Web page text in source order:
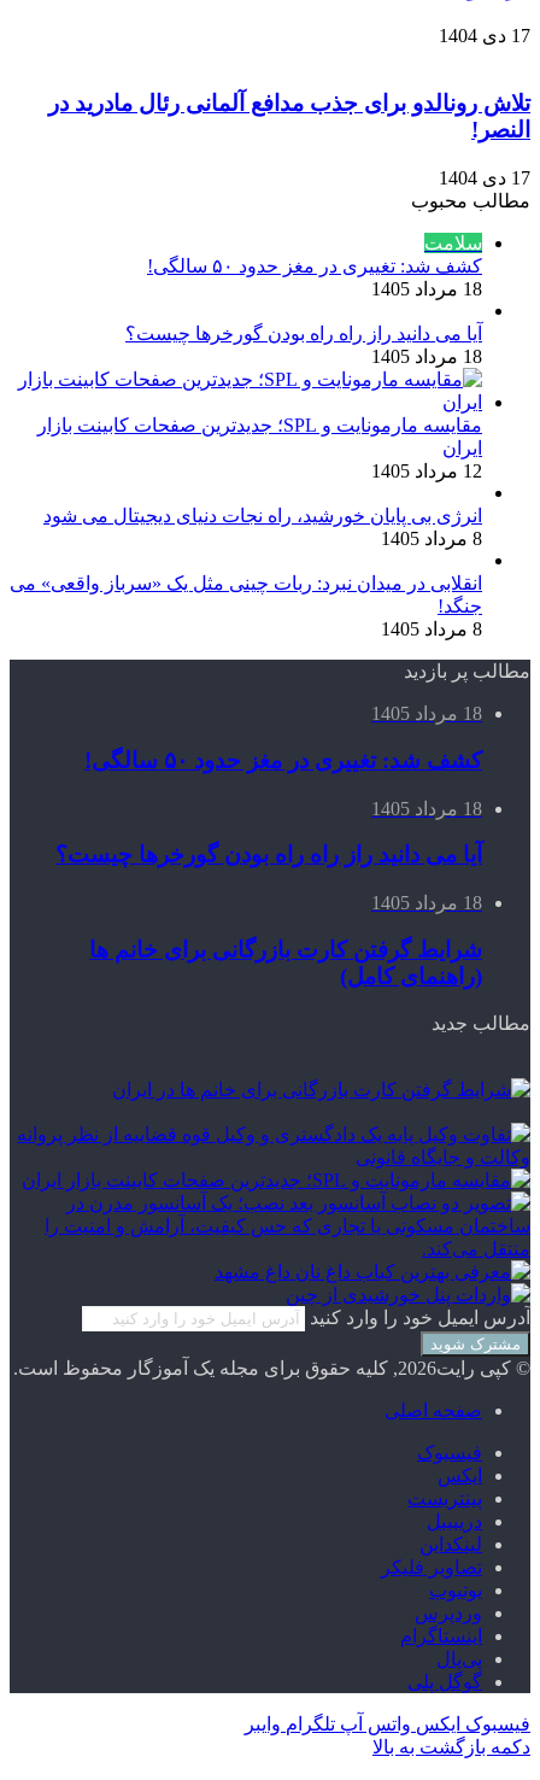
17 دی 1404
تلاش رونالدو برای جذب مدافع آلمانی رئال مادرید در
النصر!
17 دی 1404
مطالب محبوب
سلامت
کشف شد: تغییری در مغز حدود ۵۰ سالگی!
18 مرداد 1405
آیا می دانید راز راه‌ راه بودن گورخرها چیست؟
18 مرداد 1405
مقایسه مارمونایت و SPL؛ جدیدترین صفحات کابینت بازار
ایران
12 مرداد 1405
انرژی بی‌ پایان خورشید، راه نجات دنیای دیجیتال می شود
8 مرداد 1405
انقلابی در میدان نبرد: ربات چینی مثل یک «سرباز واقعی» می‌
جنگد!
8 مرداد 1405
مطالب پر بازدید
18 مرداد 1405
کشف شد: تغییری در مغز حدود ۵۰ سالگی!
18 مرداد 1405
آیا می دانید راز راه‌ راه بودن گورخرها چیست؟
18 مرداد 1405
شرایط گرفتن کارت بازرگانی برای خانم ها
(راهنمای کامل)
مطالب جدید
آدرس ایمیل خود را وارد کنید
© کپی رایت2026, کلیه حقوق برای مجله یک آموزگار محفوظ است.
صفحه اصلی
فیسبوک
ایکس
پینتریست
دریبببل
لینکداین
تصاویر فلیکر
یوتیوب
وردپرس
اینستاگرام
پی‌پال
گوگل پلی
فیسبوک ایکس واتس آپ تلگرام وایبر
دکمه بازگشت به بالا